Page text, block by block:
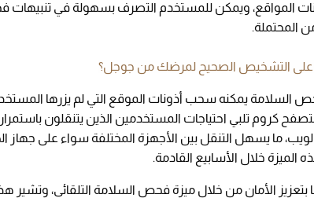
المواقع، ويمكن للمستخدم التصرف بسهولة في تنبيهات
المحتملة.
التشخيص الصحيح لمرضك من جوجل؟
يمكنه سحب أذونات الموقع التي لم يزرها
كروم تلبي احتياجات المستخدمين الذين يتنقلون باستمرار
ما يسهل التنقل بين الأجهزة المختلفة سواء على جهاز
خلال الأسابيع القادمة.
الأمان من خلال ميزة فحص السلامة التلقائي، وتشير